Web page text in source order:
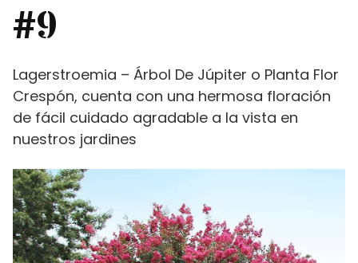
#9
Lagerstroemia – Árbol De Júpiter o Planta Flor
Crespón, cuenta con una hermosa floración
de fácil cuidado agradable a la vista en
nuestros jardines